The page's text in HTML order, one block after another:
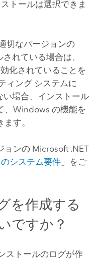
トールは選択できま
切なバージョンの
れている場合は、
化されていることを
ィング システムに
い場合、インストール
、Windows の機能を
す。
ョンの Microsoft .NET
システム要件」をご
を作成する
ですか？
ストールのログが作